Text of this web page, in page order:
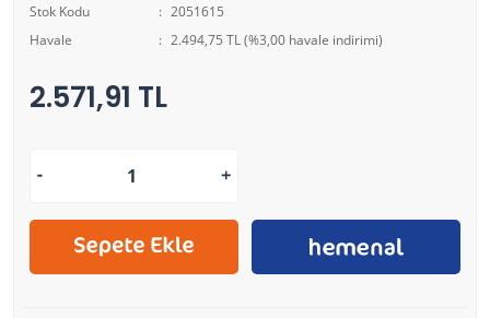
Stok Kodu
2051615
Havale
2.494,75 TL (%3,00 havale indirimi)
2.571,91 TL